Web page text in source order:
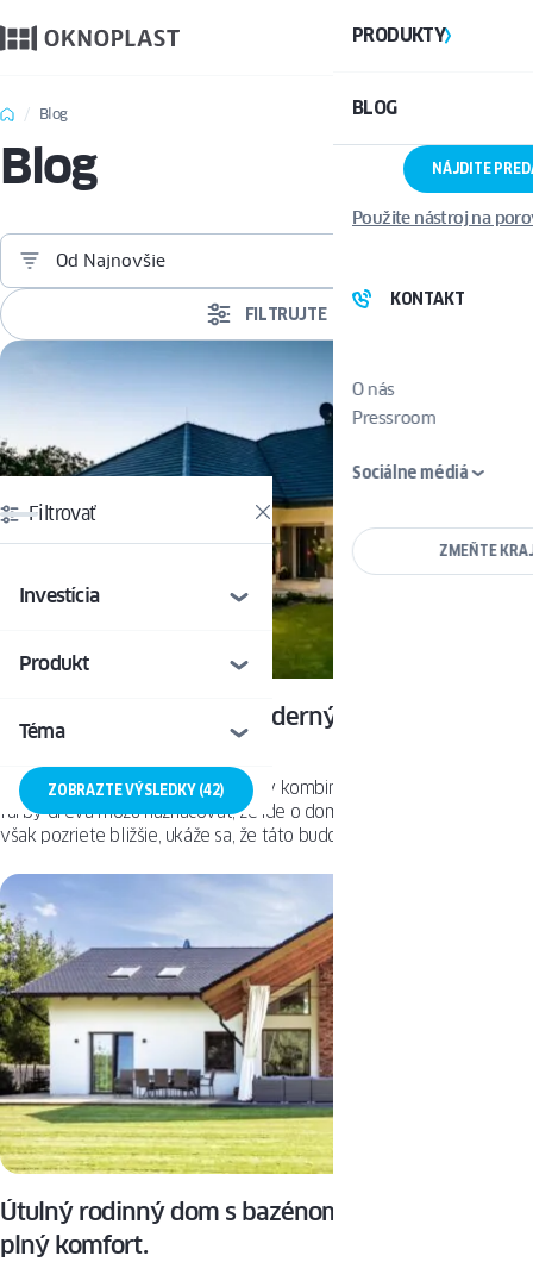
PRODUKTY
BLOG
NÁJDITE
Použite nástroj na
KONTAKT
O nás
Pressroom
Sociálne médiá
ZMEŇTE
Blog
Blog
Od Najnovšie
FILTRUJTE
Filtrovať
Investícia
Produkt
Téma
ZOBRAZTE VÝSLEDKY (42)
Elegancia a komfort – moderný jednopodlažný
Klasická valbová strecha a fasáda v kombinácii bielej, sivej a hnedej
farby dreva môžu naznačovať, že ide o dom ako mnoho iných. Keď sa
však pozriete bližšie, ukáže sa, že táto budova sa rozhodne líši od
investorov a kladie dôraz na komfort.
Útulný rodinný dom s bazénom. Modernosť a
plný komfort.